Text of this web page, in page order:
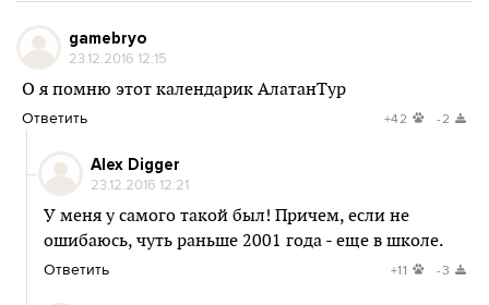
gamebryo
23.12.2016 12:15
О я помню этот календарик АлатанТур
Ответить +42 -2
Alex Digger
23.12.2016 12:21
У меня у самого такой был! Причем, если не
ошибаюсь, чуть раньше 2001 года - еще в школе.
Ответить +11 -3